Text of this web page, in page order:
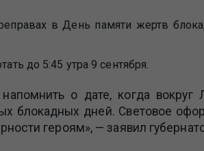
в День памяти жертв
до 5:45 утра 9 сентября.
о дате, когда вокруг
блокадных дней. Световое
героям», — заявил